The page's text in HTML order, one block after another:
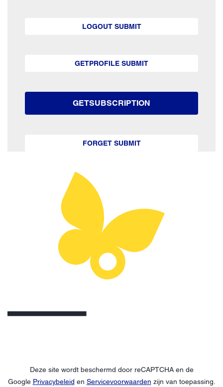
LOGOUT SUBMIT
GETPROFILE SUBMIT
GETSUBSCRIPTION
FORGET SUBMIT
Deze site wordt beschermd door reCAPTCHA en de
Google Privacybeleid en Servicevoorwaarden zijn van toepassing.